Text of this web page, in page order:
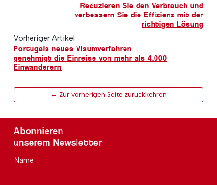
Reduzieren Sie den Verbrauch und
verbessern Sie die Effizienz mit der
richtigen Lösung
Vorheriger Artikel
Portugals neues Visumverfahren
genehmigt die Einreise von mehr als 4.000
Einwanderern
← Zur vorherigen Seite zurückkehren
Abonnieren
unserem Newsletter
Name